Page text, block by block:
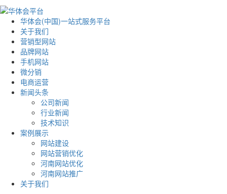
华体会(中国)一站式服务平台
关于我们
营销型网站
品牌网站
手机网站
微分销
电商运营
新闻头条
公司新闻
行业新闻
技术知识
案例展示
网站建设
网站营销优化
河南网站优化
河南网站推广
关于我们